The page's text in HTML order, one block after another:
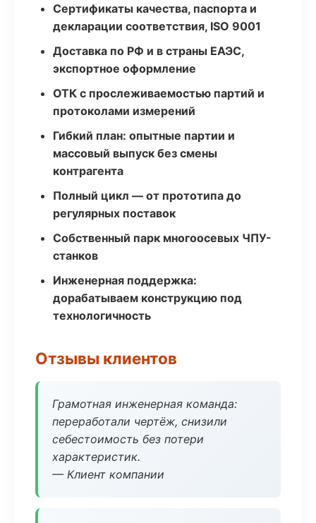
Сертификаты качества, паспорта и
декларации соответствия, ISO 9001
Доставка по РФ и в страны ЕАЭС,
экспортное оформление
ОТК с прослеживаемостью партий и
протоколами измерений
Гибкий план: опытные партии и
массовый выпуск без смены
контрагента
Полный цикл — от прототипа до
регулярных поставок
Собственный парк многоосевых ЧПУ-
станков
Инженерная поддержка:
дорабатываем конструкцию под
технологичность
Отзывы клиентов
Грамотная инженерная команда:
переработали чертёж, снизили
себестоимость без потери
характеристик.
— Клиент компании